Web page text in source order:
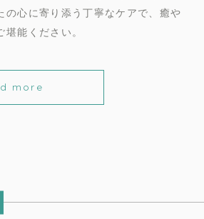
の心に寄り添う丁寧なケアで、癒や
堪能ください。
more